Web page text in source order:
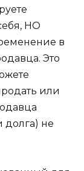
НО
в
Это
или
долга) не